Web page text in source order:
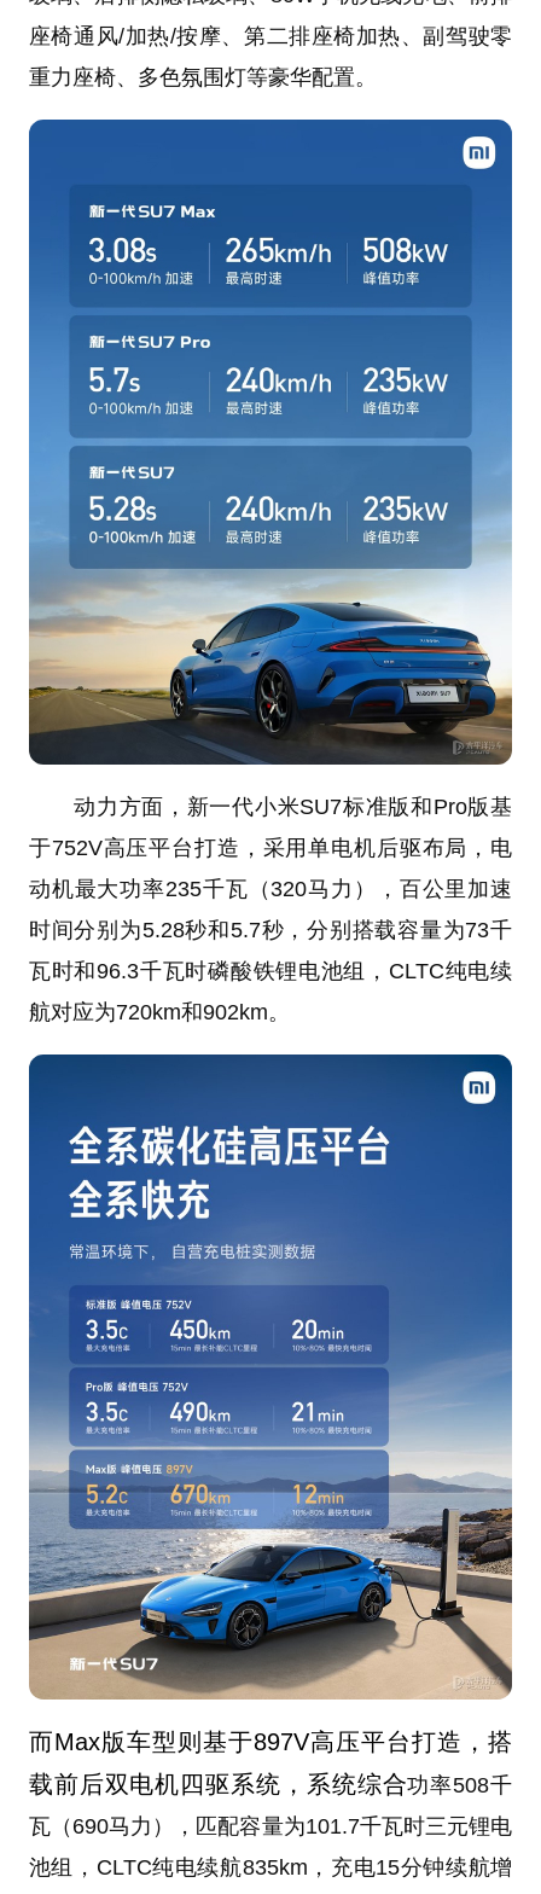
座椅通风/加热/按摩、第二排座椅加热、副驾驶零
重力座椅、多色氛围灯等豪华配置。
动力方面，新一代小米SU7标准版和Pro版基
于752V高压平台打造，采用单电机后驱布局，电
动机最大功率235千瓦（320马力），百公里加速
时间分别为5.28秒和5.7秒，分别搭载容量为73千
瓦时和96.3千瓦时磷酸铁锂电池组，CLTC纯电续
航对应为720km和902km。
而Max版车型则基于897V高压平台打造，搭
载前后双电机四驱系统，系统综合功率508千
瓦（690马力），匹配容量为101.7千瓦时三元锂电
池组，CLTC纯电续航835km，充电15分钟续航增